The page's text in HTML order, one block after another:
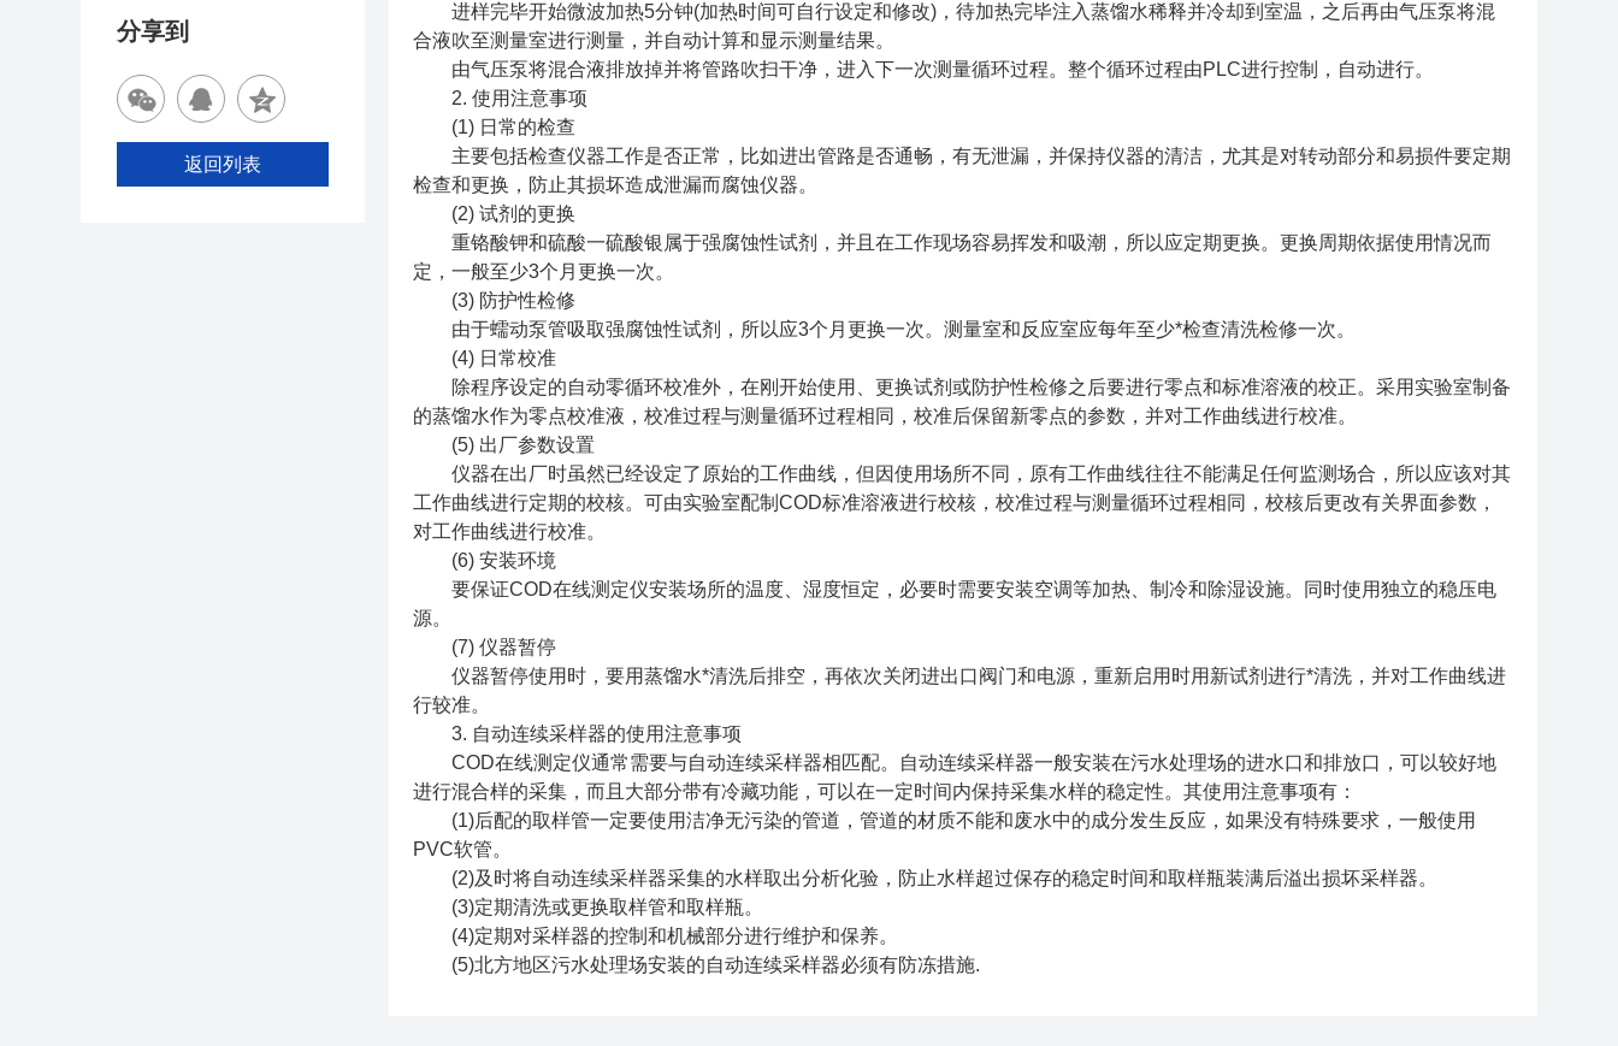
进样完毕开始微波加热5分钟(加热时间可自行设定和修改)，待加热完毕注入蒸馏水稀释并冷却到室温，之后再由气压泵将混
合液吹至测量室进行测量，并自动计算和显示测量结果。
由气压泵将混合液排放掉并将管路吹扫干净，进入下一次测量循环过程。整个循环过程由PLC进行控制，自动进行。
2. 使用注意事项
(1) 日常的检查
主要包括检查仪器工作是否正常，比如进出管路是否通畅，有无泄漏，并保持仪器的清洁，尤其是对转动部分和易损件要定期
检查和更换，防止其损坏造成泄漏而腐蚀仪器。
(2) 试剂的更换
重铬酸钾和硫酸一硫酸银属于强腐蚀性试剂，并且在工作现场容易挥发和吸潮，所以应定期更换。更换周期依据使用情况而
定，一般至少3个月更换一次。
(3) 防护性检修
由于蠕动泵管吸取强腐蚀性试剂，所以应3个月更换一次。测量室和反应室应每年至少*检查清洗检修一次。
(4) 日常校准
除程序设定的自动零循环校准外，在刚开始使用、更换试剂或防护性检修之后要进行零点和标准溶液的校正。采用实验室制备
的蒸馏水作为零点校准液，校准过程与测量循环过程相同，校准后保留新零点的参数，并对工作曲线进行校准。
(5) 出厂参数设置
仪器在出厂时虽然已经设定了原始的工作曲线，但因使用场所不同，原有工作曲线往往不能满足任何监测场合，所以应该对其
工作曲线进行定期的校核。可由实验室配制COD标准溶液进行校核，校准过程与测量循环过程相同，校核后更改有关界面参数，
对工作曲线进行校准。
(6) 安装环境
要保证COD在线测定仪安装场所的温度、湿度恒定，必要时需要安装空调等加热、制冷和除湿设施。同时使用独立的稳压电
源。
(7) 仪器暂停
仪器暂停使用时，要用蒸馏水*清洗后排空，再依次关闭进出口阀门和电源，重新启用时用新试剂进行*清洗，并对工作曲线进
行较准。
3. 自动连续采样器的使用注意事项
COD在线测定仪通常需要与自动连续采样器相匹配。自动连续采样器一般安装在污水处理场的进水口和排放口，可以较好地
进行混合样的采集，而且大部分带有冷藏功能，可以在一定时间内保持采集水样的稳定性。其使用注意事项有：
(1)后配的取样管一定要使用洁净无污染的管道，管道的材质不能和废水中的成分发生反应，如果没有特殊要求，一般使用
PVC软管。
(2)及时将自动连续采样器采集的水样取出分析化验，防止水样超过保存的稳定时间和取样瓶装满后溢出损坏采样器。
(3)定期清洗或更换取样管和取样瓶。
(4)定期对采样器的控制和机械部分进行维护和保养。
(5)北方地区污水处理场安装的自动连续采样器必须有防冻措施.
分享到
返回列表